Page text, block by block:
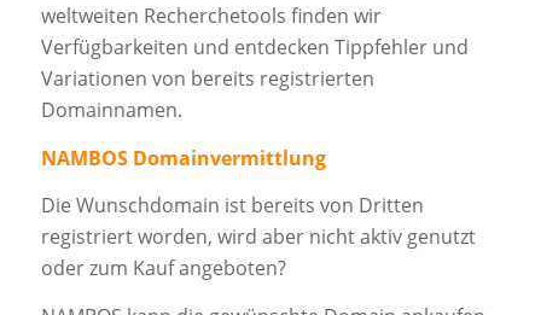
weltweiten Recherchetools finden wir
Verfügbarkeiten und entdecken Tippfehler und
Variationen von bereits registrierten
Domainnamen.
NAMBOS Domainvermittlung
Die Wunschdomain ist bereits von Dritten
registriert worden, wird aber nicht aktiv genutzt
oder zum Kauf angeboten?